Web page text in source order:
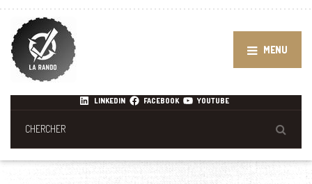
MENU
LINKEDIN FACEBOOK YOUTUBE